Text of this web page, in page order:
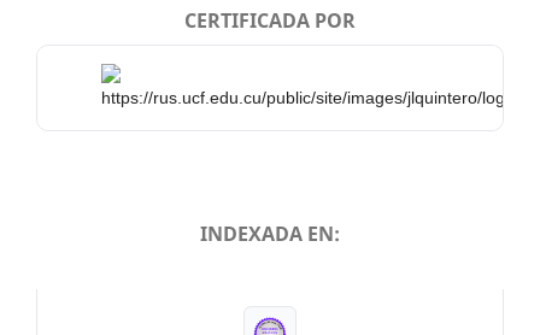
CERTIFICADA POR
INDEXADA EN: